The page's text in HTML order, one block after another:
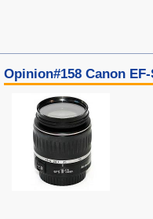
Opinion#158 Canon